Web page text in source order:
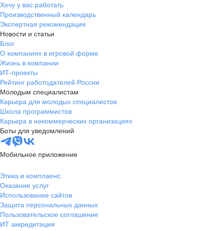
Хочу у вас работать
Производственный календарь
Экспертная рекомендация
Новости и статьи
Блог
О компаниях в игровой форме
Жизнь в компании
ИТ-проекты
Рейтинг работодателей России
Молодым специалистам
Карьера для молодых специалистов
Школа программистов
Карьера в некоммерческих организациях
Боты для уведомлений
Мобильное приложение
Этика и комплаенс
Оказание услуг
Использование сайтов
Защита персональных данных
Пользовательское соглашение
ИТ аккредитация